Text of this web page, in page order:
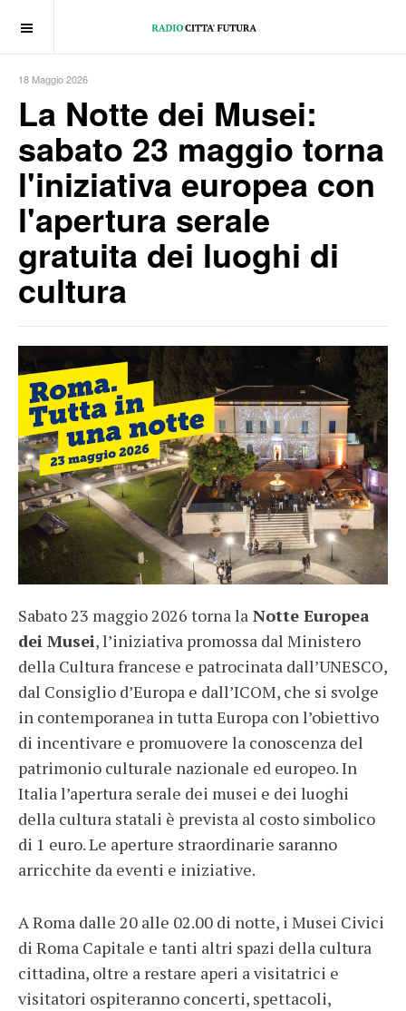
18 Maggio 2026
La Notte dei Musei:
sabato 23 maggio torna
l'iniziativa europea con
l'apertura serale
gratuita dei luoghi di
cultura
Sabato 23 maggio 2026 torna la Notte Europea
dei Musei, l’iniziativa promossa dal Ministero
della Cultura francese e patrocinata dall’UNESCO,
dal Consiglio d’Europa e dall’ICOM, che si svolge
in contemporanea in tutta Europa con l’obiettivo
di incentivare e promuovere la conoscenza del
patrimonio culturale nazionale ed europeo. In
Italia l’apertura serale dei musei e dei luoghi
della cultura statali è prevista al costo simbolico
di 1 euro. Le aperture straordinarie saranno
arricchite da eventi e iniziative.
A Roma dalle 20 alle 02.00 di notte, i Musei Civici
di Roma Capitale e tanti altri spazi della cultura
cittadina, oltre a restare aperi a visitatrici e
visitatori ospiteranno concerti, spettacoli,